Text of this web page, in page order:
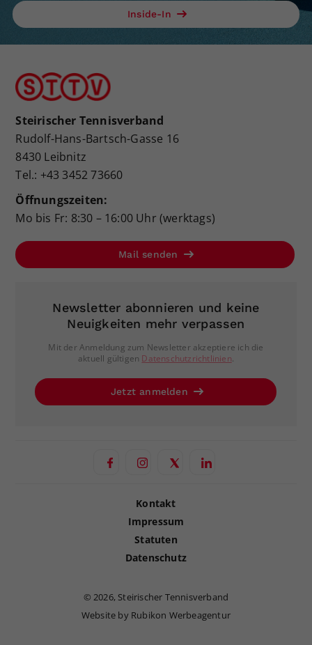
Inside-In
Steirischer Tennisverband
Rudolf-Hans-Bartsch-Gasse 16
8430 Leibnitz
Tel.: +43 3452 73660
Öffnungszeiten:
Mo bis Fr: 8:30 – 16:00 Uhr (werktags)
Mail senden
Newsletter abonnieren und keine
Neuigkeiten mehr verpassen
Mit der Anmeldung zum Newsletter akzeptiere ich die
aktuell gültigen Datenschutzrichtlinien.
Jetzt anmelden
Kontakt
Impressum
Statuten
Datenschutz
©2026, Steirischer Tennisverband
Website by Rubikon Werbeagentur